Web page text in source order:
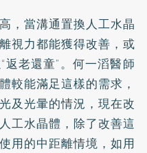
，當溝通置換人工水晶
視力都能獲得改善，或
老還童”。何一滔醫師
較能滿足這樣的需求，
及光暈的情況，現在改
工水晶體，除了改善這
用的中距離情境，如用